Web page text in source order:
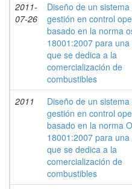
2011-
07-26
Diseño de un sistema
gestión en control
basado en la norma
18001:2007 para
que se dedica a la
comercialización de
combustibles
2011
Diseño de un sistema
gestión en control
basado en la norma
18001:2007 para
que se dedica a la
comercialización de
combustibles